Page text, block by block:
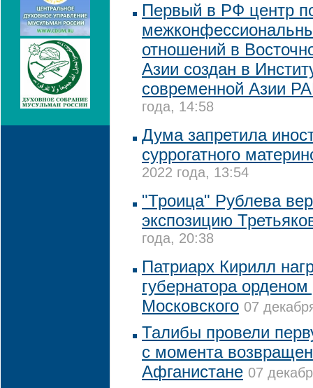
Первый в РФ центр
отношений в
Азии создан в
современной Азии
года, 14:58
Дума запретила
суррогатного
2022 года, 13:54
"Троица" Рублева
экспозицию
года, 20:38
Патриарх Кирилл
губернатора
Московского 07
Талибы провели
с момента
Афганистане 07